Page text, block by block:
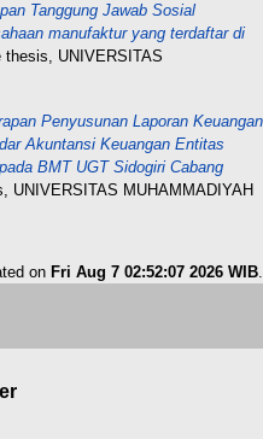
Tanggung Jawab Sosial
manufaktur yang terdaftar di
thesis, UNIVERSITAS
Penyusunan Laporan Keuangan
Akuntansi Keuangan Entitas
BMT UGT Sidogiri Cabang
UNIVERSITAS MUHAMMADIYAH
on Fri Aug 7 02:52:07 2026 WIB.